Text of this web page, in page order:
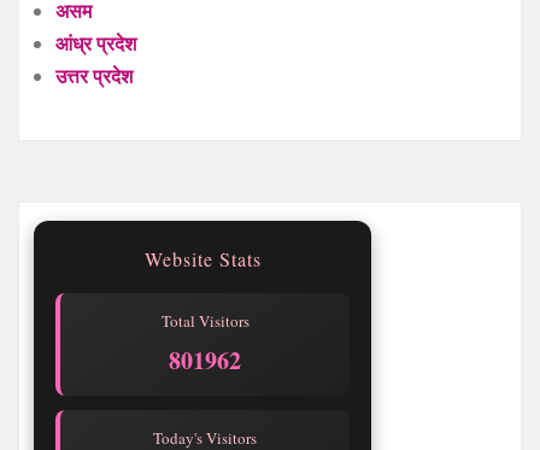
असम
आंध्र प्रदेश
उत्तर प्रदेश
Website Stats
Total Visitors
801964
Today's Visitors